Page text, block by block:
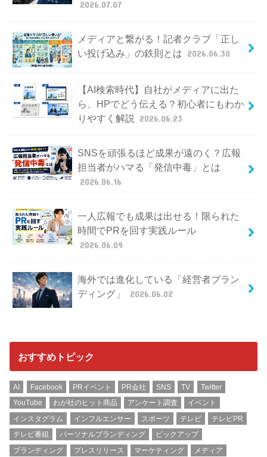
2026.07.07
メディアと繋がる！記者クラブ「正し
い投げ込み」の鉄則とは 2026.06.30
【AI検索時代】自社がメディアに出た
ら、HPでどう伝える？初心者にもわか
りやすく解説
2026.06.23
SNSを頑張るほど成果が遠のく？広報
担当者がハマる「発信中毒」とは
2026.06.16
一人広報でも成果は出せる！限られた
時間でPRを回す実践ルール
2026.06.09
海外では進化している「経営者ブラン
ディング」
2026.06.02
おすすめトピック
AI Facebook PRイベント PR会社 SNS TV
Twitter
YouTube
わが社のヒット商品 アンケート調査
イベント
インスタグラム
インフルエンサー スポーツ テレビ
テレビPR
テレビ番組
パーソナルブランディング
ピックアップ
ブランディング
プレスリリース マーケティング
メディア